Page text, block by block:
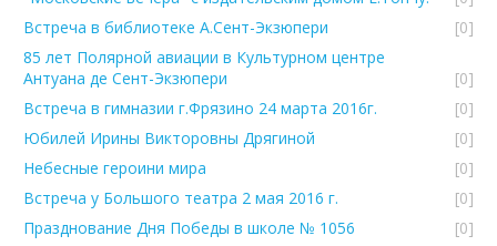
Встреча в библиотеке А.Сент-Экзюпери
[0]
85 лет Полярной авиации в Культурном центре
Антуана де Сент-Экзюпери
[0]
Встреча в гимназии г.Фрязино 24 марта 2016г.
[0]
Юбилей Ирины Викторовны Дрягиной
[0]
Небесные героини мира
[0]
Встреча у Большого театра 2 мая 2016 г.
[0]
Празднование Дня Победы в школе № 1056
[0]